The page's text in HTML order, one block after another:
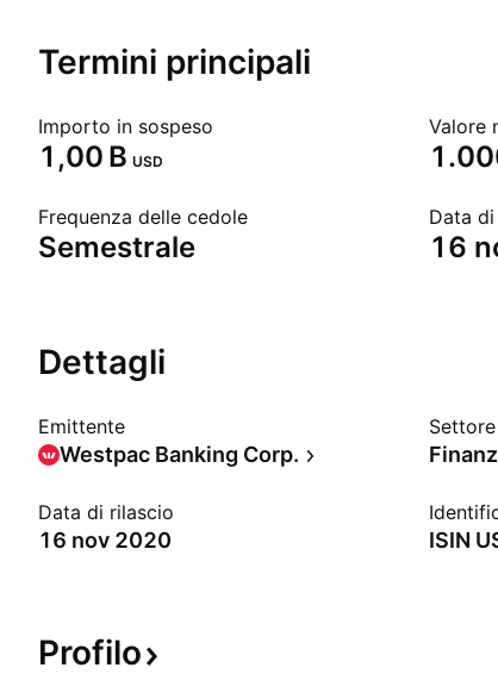
Termini principali
Importo in sospeso
‪1,00 B‬ USD
Valore
Frequenza delle cedole
Semestrale
Data
16
Dettagli
Emittente
Westpac Banking Corp.
Settore
Data di rilascio
16 nov 2020 ISIN
Profilo